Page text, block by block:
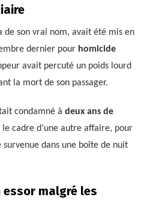
de son vrai nom, avait été mis en
dernier pour homicide
avait percuté un poids lourd
la mort de son passager.
condamné à deux ans de
le cadre d’une autre affaire, pour
dans une boîte de nuit
essor malgré les